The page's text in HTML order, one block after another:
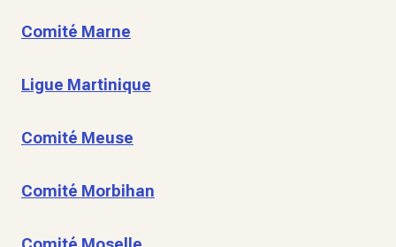
Comité Marne
Ligue Martinique
Comité Meuse
Comité Morbihan